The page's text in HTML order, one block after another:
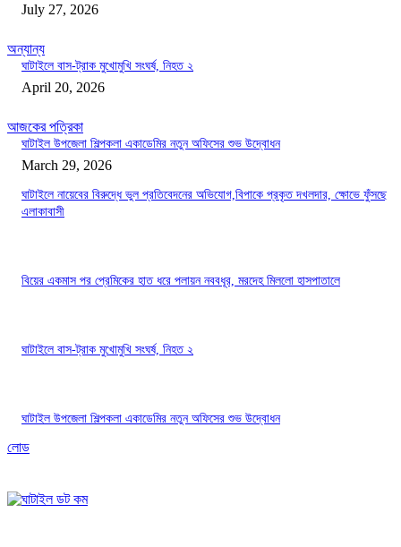
July 27, 2026
অন্যান্য
ঘাটাইলে বাস-ট্রাক মুখোমুখি সংঘর্ষ, নিহত ২
April 20, 2026
আজকের পত্রিকা
ঘাটাইল উপজেলা শিল্পকলা একাডেমির নতুন অফিসের শুভ উদ্বোধন
March 29, 2026
ঘাটাইলে নায়েবের বিরুদ্ধে ভুল প্রতিবেদনের অভিযোগ,বিপাকে প্রকৃত দখলদার, ক্ষোভে ফুঁসছে
এলাকাবাসী
বিয়ের একমাস পর প্রেমিকের হাত ধরে পলায়ন নববধূর, মরদেহ মিললো হাসপাতালে
ঘাটাইলে বাস-ট্রাক মুখোমুখি সংঘর্ষ, নিহত ২
ঘাটাইল উপজেলা শিল্পকলা একাডেমির নতুন অফিসের শুভ উদ্বোধন
লোড